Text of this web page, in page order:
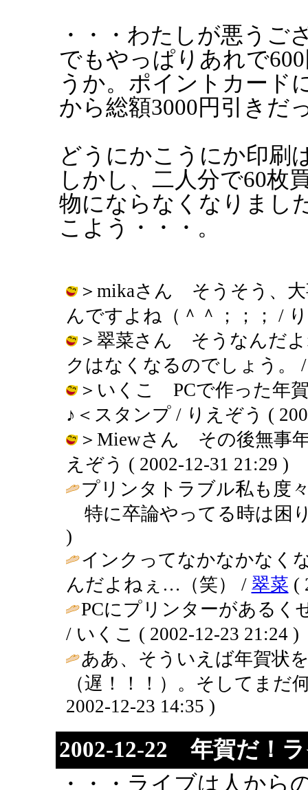
・・・わたしが悪うご
でもやっぱりあれで
うか。ポイントカード
から総額3000円引きだ
どうにかこうにか印刷
しかし、二人分で60枚
物にならなくなりまし
こよう・・・。
＞mikaさん そうそう、
んですよね（＾＾；；； /
＞翠菜さん そうなんだよ
クはなくなるのでしょう。
＞いくこ PCで作った年
♪＜スタンプ / りえぞう (
＞Miewさん その後無事
えぞう ( 2002-12-31 21:29 )
プリンタトラブル私も度
特に卒論やってる時は困
)
インクってなかなかなく
んだよねぇ…（笑） / 翠菜 (
PCにプリンターがあるく
/ いくこ ( 2002-12-23 21:24 )
ああ、そういえば年賀状
（遅！！！）。そしてま
2002-12-23 14:35 )
2002-12-22 年賀だ！
・・・ライブは人から